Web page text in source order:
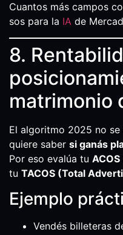
Cuantos más campos
sos para la IA de
8.
matrimonio
El algoritmo 2025 no
quiere saber si ganás
Por eso evalúa tu
tu TACOS (Total
Ejemplo
Vendés billeteras